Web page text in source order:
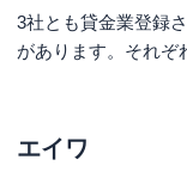
3社とも貸金業登録
があります。それぞ
エイワ